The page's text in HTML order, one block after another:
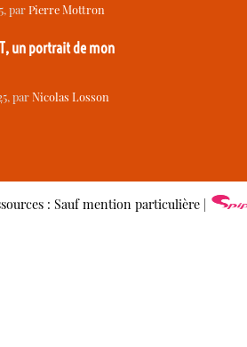
, parPierre Mottron
un portrait de mon
, parNicolas Losson
: Sauf mention particulière |